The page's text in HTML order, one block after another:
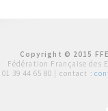
Copyright © 2015
Fédération Française des
01 39 44 65 80 | contact :